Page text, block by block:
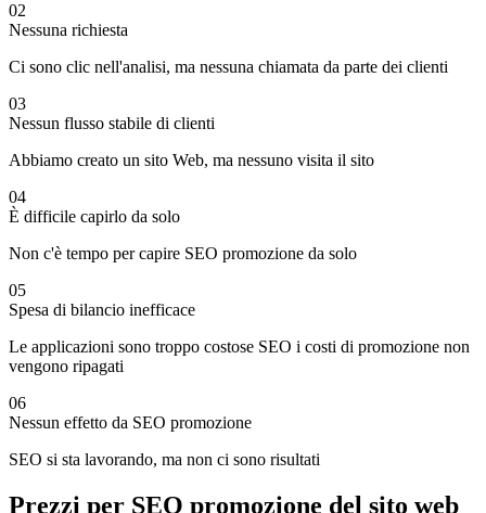
02
Nessuna richiesta
Ci sono clic nell'analisi, ma nessuna chiamata da parte dei clienti
03
Nessun flusso stabile di clienti
Abbiamo creato un sito Web, ma nessuno visita il sito
04
È difficile capirlo da solo
Non c'è tempo per capire SEO promozione da solo
05
Spesa di bilancio inefficace
Le applicazioni sono troppo costose SEO i costi di promozione non
vengono ripagati
06
Nessun effetto da SEO promozione
SEO si sta lavorando, ma non ci sono risultati
Prezzi per SEO promozione del sito web